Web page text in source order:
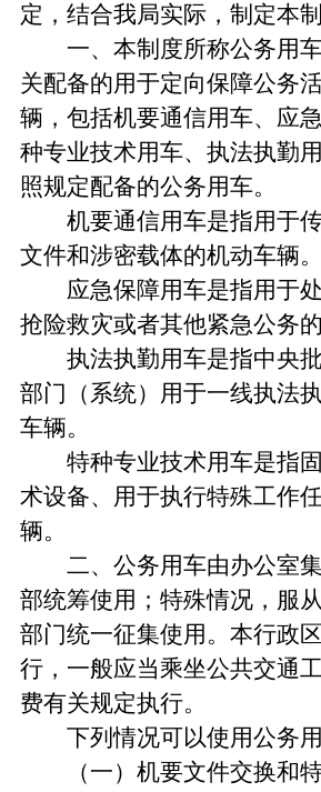
定，结合我局实际，制定本制
一、本制度所称公务用车
关配备的用于定向保障公务
辆，包括机要通信用车、应
种专业技术用车、执法执勤
照规定配备的公务用车。
机要通信用车是指用于传
文件和涉密载体的机动车辆。
应急保障用车是指用于处
抢险救灾或者其他紧急公务的
执法执勤用车是指中央批
部门（系统）用于一线执法
车辆。
特种专业技术用车是指固
术设备、用于执行特殊工作
辆。
二、公务用车由办公室集
部统筹使用；特殊情况，服
部门统一征集使用。本行政
行，一般应当乘坐公共交通
费有关规定执行。
下列情况可以使用公务用
（一）机要文件交换和特